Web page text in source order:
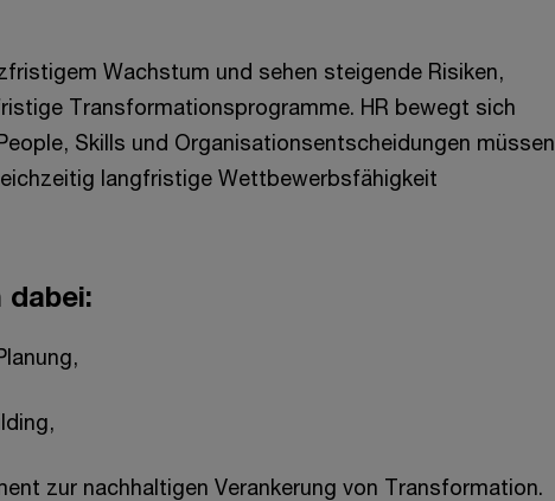
Wachstum und sehen steigende Risiken,
Transformationsprogramme. HR bewegt sich
Skills und Organisationsentscheidungen müssen
langfristige Wettbewerbsfähigkeit
dabei:
zur nachhaltigen Verankerung von Transformation.